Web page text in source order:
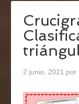
2 junio, 2021 por